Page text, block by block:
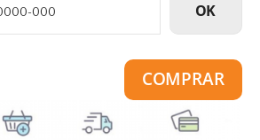
OK
COMPRAR